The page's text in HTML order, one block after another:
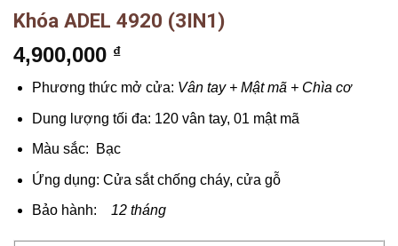
Khóa ADEL 4920 (3IN1)
4,900,000 ₫
Phương thức mở cửa: Vân tay + Mật mã + Chìa cơ
Dung lượng tối đa: 120 vân tay, 01 mật mã
Màu sắc: Bạc
Ứng dụng: Cửa sắt chống cháy, cửa gỗ
Bảo hành: 12 tháng